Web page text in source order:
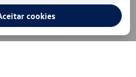
cookies